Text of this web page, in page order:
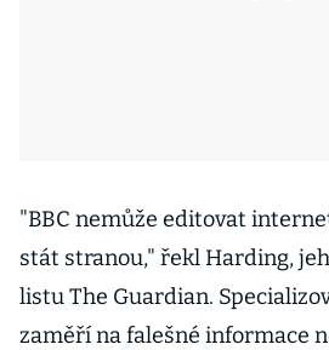
"BBC nemůže editovat
stát stranou," řekl Harding,
listu The Guardian.
zaměří na falešné informace